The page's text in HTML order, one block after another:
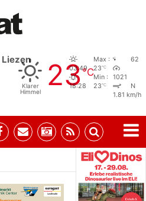
Liezen
Klarer
Himmel
23°C
03:49
18:28
Max :
23°C
Min :
23°C
62
1021
N
1.81 km/h